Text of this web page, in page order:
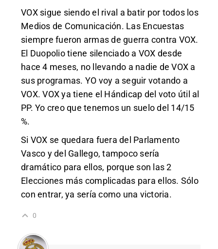
VOX sigue siendo el rival a batir por todos los
Medios de Comunicación. Las Encuestas
siempre fueron armas de guerra contra VOX.
El Duopolio tiene silenciado a VOX desde
hace 4 meses, no llevando a nadie de VOX a
sus programas. YO voy a seguir votando a
VOX. VOX ya tiene el Hándicap del voto útil al
PP. Yo creo que tenemos un suelo del 14/15
%.
Si VOX se quedara fuera del Parlamento
Vasco y del Gallego, tampoco sería
dramático para ellos, porque son las 2
Elecciones más complicadas para ellos. Sólo
con entrar, ya sería como una victoria.
0